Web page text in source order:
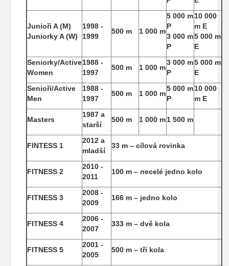
Junioři A (M)
Juniorky A (W)
1998 -
1999
500 m 1 000 m
5 000 m
P
3 000 m
P
10 000
m E
5 000 m
E
Seniorky/Active
Women
1988 -
1997
500 m 1 000 m
3 000 m
P
5 000 m
E
Senioři/Active
Men
1988 -
1997
500 m 1 000 m
5 000 m
P
10 000
m E
Masters
1987 a
starší
500 m 1 000 m1 500 m
FINTESS 1
2012 a
mladší
33 m – cílová rovinka
FITNESS 2
2010 -
2011
100 m – necelé jedno kolo
FITNESS 3
2008 -
2009
166 m – jedno kolo
FITNESS 4
2006 -
2007
333 m – dvě kola
FITNESS 5
2001 -
2005
500 m – tři kola